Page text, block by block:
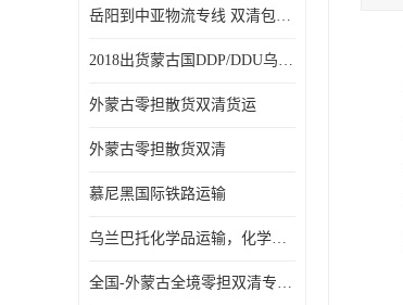
岳阳到中亚物流专线 双清包税 一站服务
2018出货蒙古国DDP/DDU乌兰巴托双清国际物流专线
外蒙古零担散货双清货运
外蒙古零担散货双清
慕尼黑国际铁路运输
乌兰巴托化学品运输，化学品怎么运到乌兰巴托
全国-外蒙古全境零担双清专线/外蒙古DDP双清